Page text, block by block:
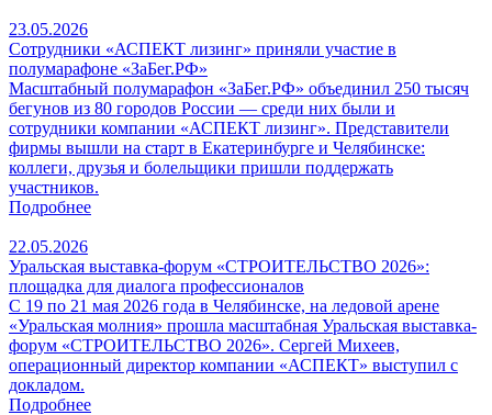
23.05.2026
Сотрудники «АСПЕКТ лизинг» приняли участие в
полумарафоне «ЗаБег.РФ»
Масштабный полумарафон «ЗаБег.РФ» объединил 250 тысяч
бегунов из 80 городов России — среди них были и
сотрудники компании «АСПЕКТ лизинг». Представители
фирмы вышли на старт в Екатеринбурге и Челябинске:
коллеги, друзья и болельщики пришли поддержать
участников.
Подробнее
22.05.2026
Уральская выставка-форум «СТРОИТЕЛЬСТВО 2026»:
площадка для диалога профессионалов
С 19 по 21 мая 2026 года в Челябинске, на ледовой арене
«Уральская молния» прошла масштабная Уральская выставка-
форум «СТРОИТЕЛЬСТВО 2026». Сергей Михеев,
операционный директор компании «АСПЕКТ» выступил с
докладом.
Подробнее